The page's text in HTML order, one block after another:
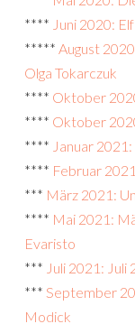
**** Juni 2020:
***** August
Olga Tokarczuk
**** Oktober
**** Oktober
**** Januar
**** Februar
*** März 2021:
**** Mai 2021:
Evaristo
*** Juli 2021: Juli
*** September
Modick